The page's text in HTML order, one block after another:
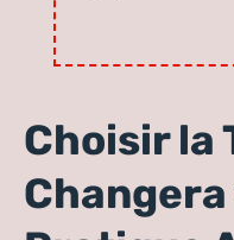
Choisir la